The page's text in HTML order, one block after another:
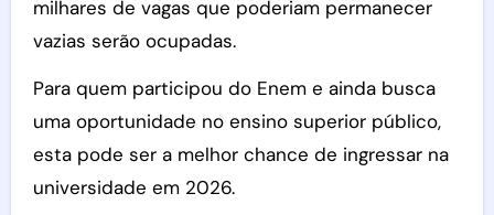
milhares de vagas que poderiam permanecer
vazias serão ocupadas.
Para quem participou do Enem e ainda busca
uma oportunidade no ensino superior público,
esta pode ser a melhor chance de ingressar na
universidade em 2026.